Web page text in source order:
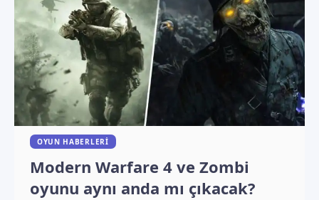
OYUN HABERLERI
Modern Warfare 4 ve Zombi
oyunu aynı anda mı çıkacak?